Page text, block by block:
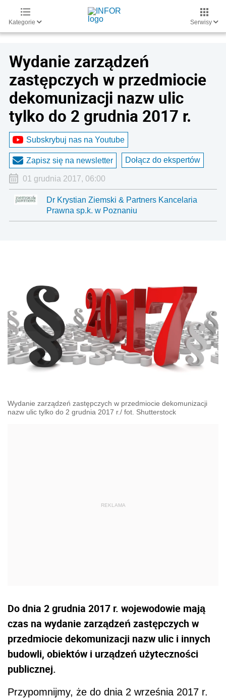
Kategorie Serwisy
Wydanie zarządzeń
zastępczych w przedmiocie
dekomunizacji nazw ulic
tylko do 2 grudnia 2017 r.
Subskrybuj nas na Youtube
Zapisz się na newsletter Dołącz do ekspertów
01 grudnia 2017, 06:00
Dr Krystian Ziemski & Partners Kancelaria
Prawna sp.k. w Poznaniu
Wydanie zarządzeń zastępczych w przedmiocie dekomunizacji
nazw ulic tylko do 2 grudnia 2017 r./ fot. Shutterstock
Do dnia 2 grudnia 2017 r. wojewodowie mają
czas na wydanie zarządzeń zastępczych w
przedmiocie dekomunizacji nazw ulic i innych
budowli, obiektów i urządzeń użyteczności
publicznej.
Przypomnijmy, że do dnia 2 września 2017 r.